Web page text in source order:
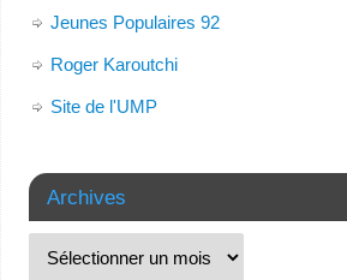
Jeunes Populaires 92
Roger Karoutchi
Site de l'UMP
Archives